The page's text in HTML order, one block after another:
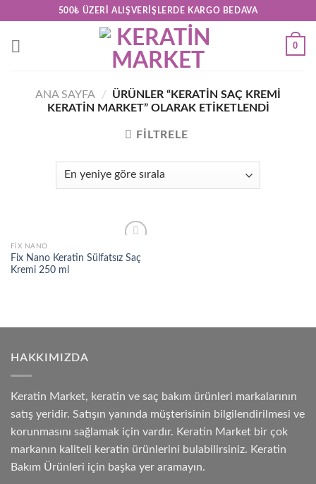
content
500₺ ÜZERI ALIŞVERIŞLERDE KARGO BEDAVA
0
ANA SAYFA /
ÜRÜNLER “KERATIN SAÇ KREMI
KERATIN MARKET” OLARAK ETIKETLENDI
FILTRELE
Add to
wishlist
FIX NANO
Fix Nano Keratin Sülfatsız Saç
Kremi 250 ml
HAKKIMIZDA
Keratin Market, keratin ve saç bakım ürünleri markalarının
satış yeridir. Satışın yanında müşterisinin bilgilendirilmesi ve
korunmasını sağlamak için vardır. Keratin Market bir çok
markanın kaliteli keratin ürünlerini bulabilirsiniz. Keratin
Bakım Ürünleri için başka yer aramayın.